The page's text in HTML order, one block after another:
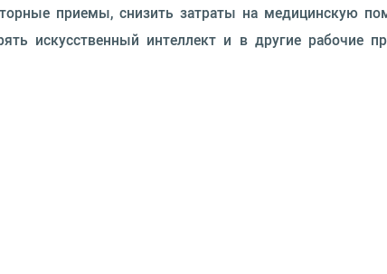
приемы, снизить затраты на медицинскую
искусственный интеллект и в другие рабочие